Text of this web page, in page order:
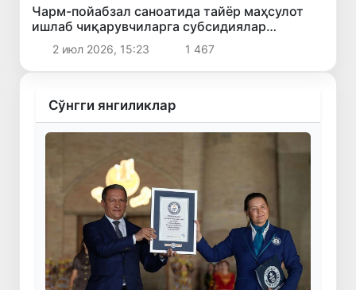
Чарм-пойабзал саноатида тайёр маҳсулот
ишлаб чиқарувчиларга субсидиялар
берилади
2 июл 2026, 15:23 1 467
Сўнгги янгиликлар